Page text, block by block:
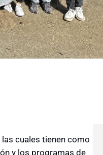
cuales tienen como
y los programas de